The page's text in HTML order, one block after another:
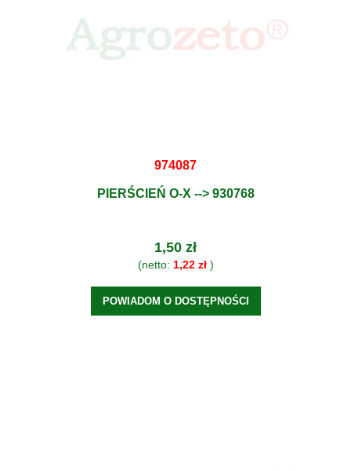
974087
PIERŚCIEŃ O-X --> 930768
1,50 zł
(netto: 1,22 zł)
POWIADOM O DOSTĘPNOŚCI